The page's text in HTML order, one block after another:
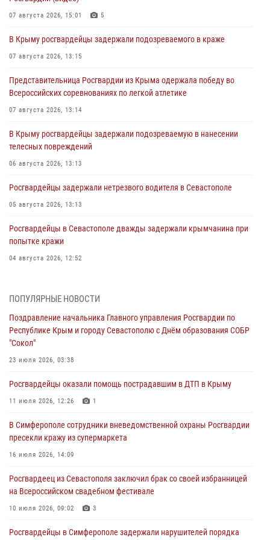
07 августа 2026, 15:01 5
В Крыму росгвардейцы задержали подозреваемого в краже
07 августа 2026, 13:15
Представительница Росгвардии из Крыма одержала победу во
Всероссийских соревнованиях по легкой атлетике
07 августа 2026, 13:14
В Крыму росгвардейцы задержали подозреваемую в нанесении
телесных повреждений
06 августа 2026, 13:13
Росгвардейцы задержали нетрезвого водителя в Севастополе
05 августа 2026, 13:13
Росгвардейцы в Севастополе дважды задержали крымчанина при
попытке кражи
04 августа 2026, 12:52
мужчину
Росгвардия в Крыму и Севастополе задержала ряд
правонарушителей
03 августа 2026, 14:08
В Симферополе росгвардейцы задержали гражданина,
подозреваемого в совершении серии краж
Росгвардейцы оперативно задержали нарушителя на охраняемом
объекте в Севастополе
ПОПУЛЯРНЫЕ НОВОСТИ
Поздравление начальника Главного управления Росгвардии по
Республике Крым и городу Севастополю с Днём образования СОБР
"Сокол"
23 июля 2026, 03:38
Росгвардейцы оказали помощь пострадавшим в ДТП в Крыму
11 июля 2026, 12:26 1
В Симферополе сотрудники вневедомственной охраны Росгвардии
пресекли кражу из супермаркета
16 июля 2026, 14:09
Росгвардеец из Севастополя заключил брак со своей избранницей
на Всероссийском свадебном фестивале
10 июля 2026, 09:02 3
Росгвардейцы в Симферополе задержали нарушителей порядка